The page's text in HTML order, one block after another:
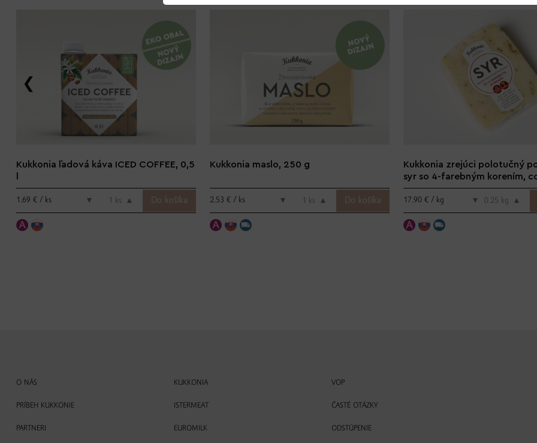
Kukkonia ľadová káva ICED COFFEE, 0,5
1.69 € / ks ▼ ks ▲
Kukkonia maslo, 250 g
2.53 € / ks ▼ ks ▲
Kukkonia zrejúci polotučný
syr so 4-farebným korením,
17.90 € / kg ▼ kg ▲
O NÁS
PRÍBEH KUKKONIE
PARTNERI
KUKKONIA
ISTERMEAT
EUROMILK
VOP
ČASTÉ OTÁZKY
ODSTÚPENIE